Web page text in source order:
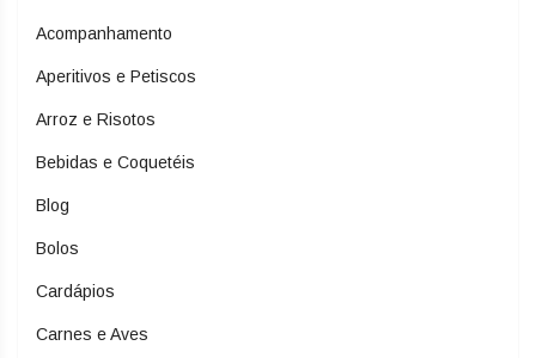
Acompanhamento
Aperitivos e Petiscos
Arroz e Risotos
Bebidas e Coquetéis
Blog
Bolos
Cardápios
Carnes e Aves